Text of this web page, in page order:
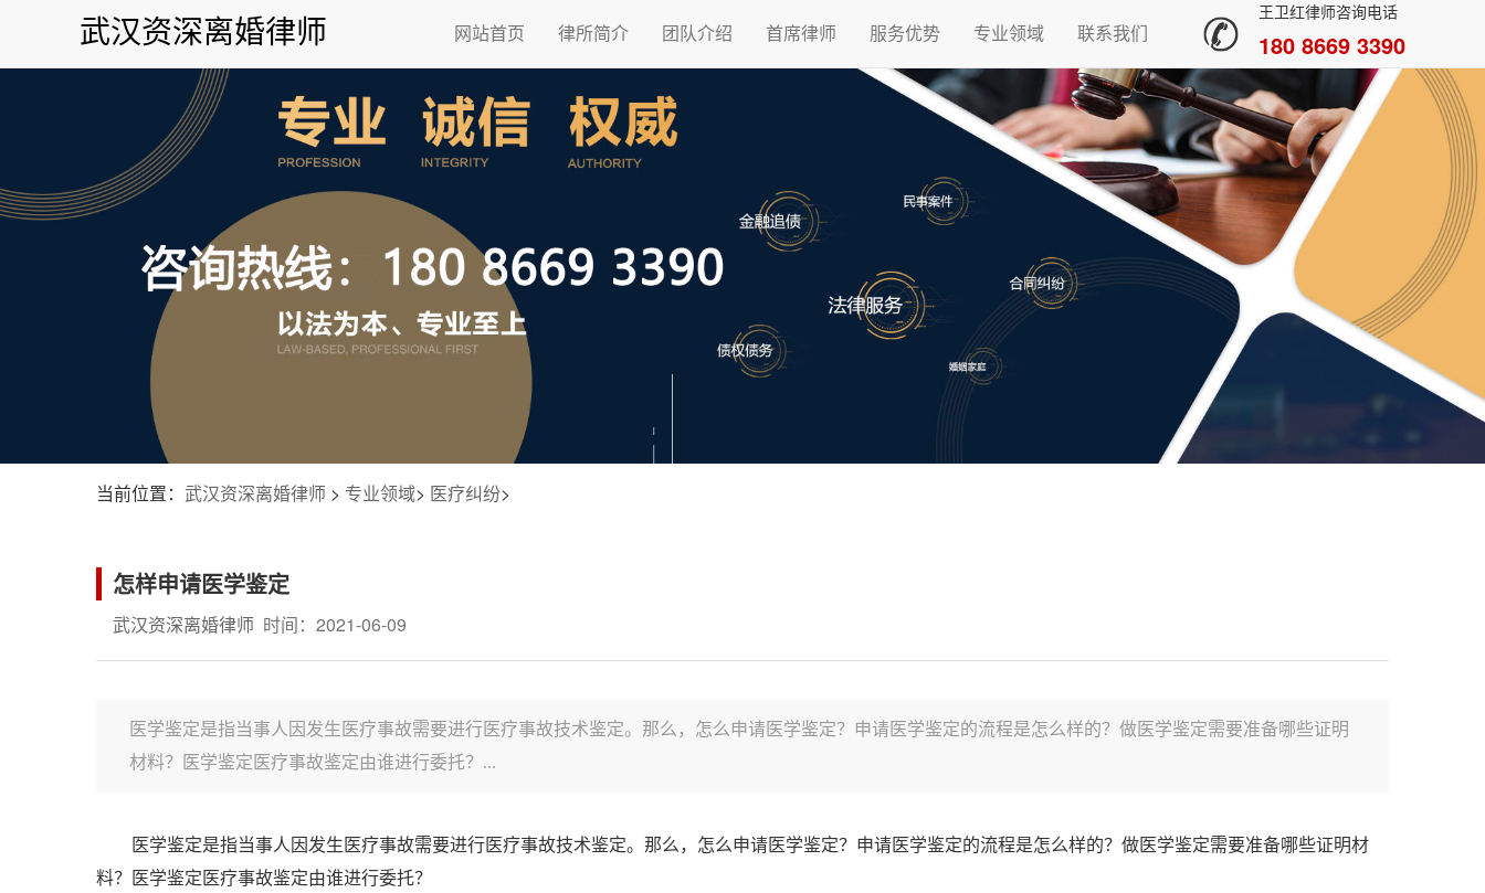
武汉资深离婚律师 网站首页 律所简介 团队介绍 首席律师 服务优势 专业领域 联系我们
王卫红律师咨询电话
180 8669 3390
当前位置： 武汉资深离婚律师 > 专业领域> 医疗纠纷>
怎样申请医学鉴定
武汉资深离婚律师 时间：2021-06-09
医学鉴定是指当事人因发生医疗事故需要进行医疗事故技术鉴定。那么，怎么申请医学鉴定？申请医学鉴定的流程是怎么样的？做医学鉴定需要准备哪些证明
材料？医学鉴定医疗事故鉴定由谁进行委托？...
医学鉴定是指当事人因发生医疗事故需要进行医疗事故技术鉴定。那么，怎么申请医学鉴定？申请医学鉴定的流程是怎么样的？做医学鉴定需要准备哪些证明材
料？医学鉴定医疗事故鉴定由谁进行委托？